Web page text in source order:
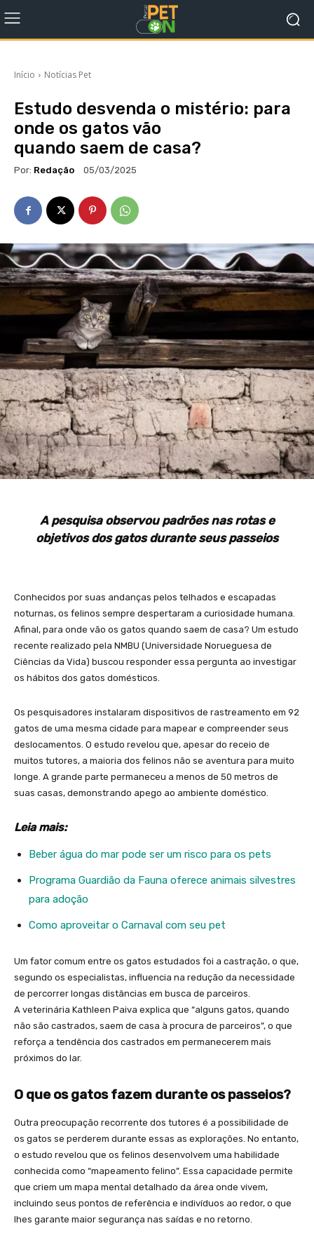
Início Notícias Pet
Estudo desvenda o mistério: para
onde os gatos vão
quando saem de casa?
Por: Redação 05/03/2025
A pesquisa observou padrões nas rotas e
objetivos dos gatos durante seus passeios
Conhecidos por suas andanças pelos telhados e escapadas
noturnas, os felinos sempre despertaram a curiosidade humana.
Afinal, para onde vão os gatos quando saem de casa? Um estudo
recente realizado pela NMBU (Universidade Norueguesa de
Ciências da Vida) buscou responder essa pergunta ao investigar
os hábitos dos gatos domésticos.
Os pesquisadores instalaram dispositivos de rastreamento em 92
gatos de uma mesma cidade para mapear e compreender seus
deslocamentos. O estudo revelou que, apesar do receio de
muitos tutores, a maioria dos felinos não se aventura para muito
longe. A grande parte permaneceu a menos de 50 metros de
suas casas, demonstrando apego ao ambiente doméstico.
Leia mais:
Beber água do mar pode ser um risco para os pets
Programa Guardião da Fauna oferece animais silvestres
para adoção
Como aproveitar o Carnaval com seu pet
Um fator comum entre os gatos estudados foi a castração, o que,
segundo os especialistas, influencia na redução da necessidade
de percorrer longas distâncias em busca de parceiros.
A veterinária Kathleen Paiva explica que “alguns gatos, quando
não são castrados, saem de casa à procura de parceiros”, o que
reforça a tendência dos castrados em permanecerem mais
próximos do lar.
O que os gatos fazem durante os passeios?
Outra preocupação recorrente dos tutores é a possibilidade de
os gatos se perderem durante essas as explorações. No entanto,
o estudo revelou que os felinos desenvolvem uma habilidade
conhecida como “mapeamento felino”. Essa capacidade permite
que criem um mapa mental detalhado da área onde vivem,
incluindo seus pontos de referência e indivíduos ao redor, o que
lhes garante maior segurança nas saídas e no retorno.